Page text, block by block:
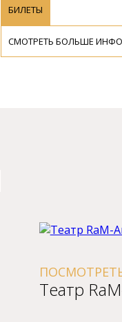
БИЛЕТЫ
СМОТРЕТЬ БОЛЬШЕ
Театр